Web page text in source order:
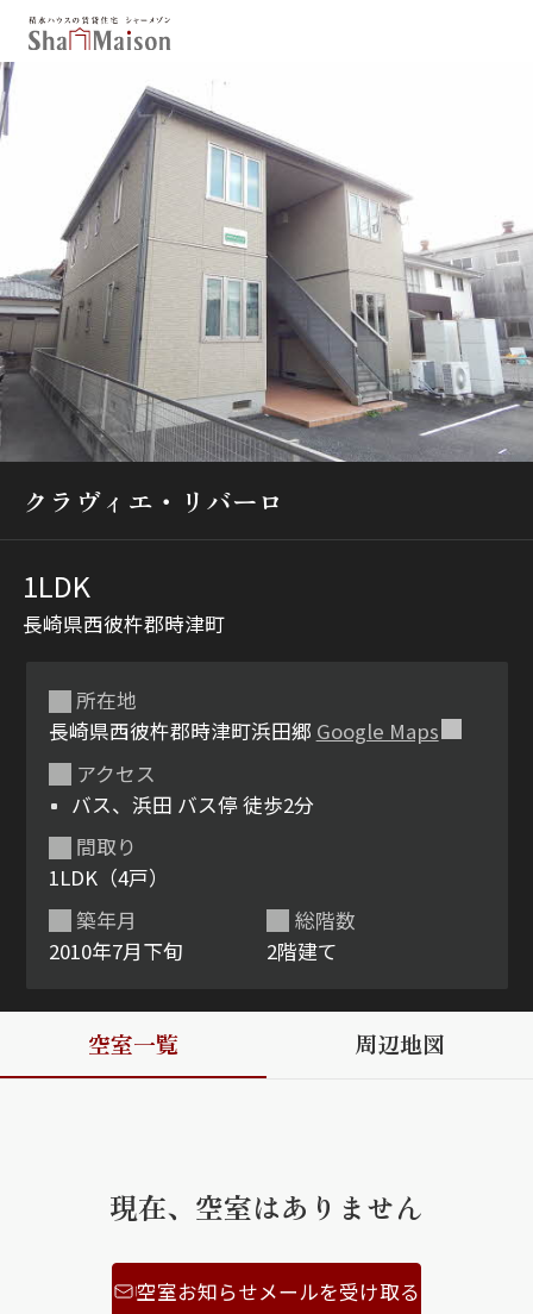
新着メール設定
北海道
関東
中部
関西
中国・四国
九州
市区郡・路線・駅から探す
通勤・通学時間から探す
地図から探す
人気のカテゴリから探す
シャーメゾンとは
ン
ルームツアー 動画ギャラリー
シャーメゾンショップを探す
シャーメゾンライフサポート
自立型サービス付き・シニア向け
クラヴィエ・リバーロ
1LDK
長崎県西彼杵郡時津町
所在地
長崎県西彼杵郡時津町浜田郷 Google Maps
アクセス
バス、浜田 バス停 徒歩2分
築年月
2010年7月下旬
間取り
1LDK（4戸）
総階数
2階建て
空室一覧 周辺地図
現在、空室はありません
空室お知らせメールを受け取る